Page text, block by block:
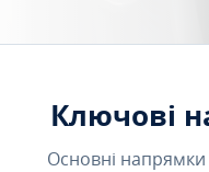
Ключові
Основні